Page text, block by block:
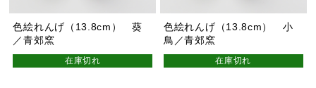
色絵れんげ（13.8cm） 葵
／青郊窯
在庫切れ
色絵れんげ（13.8cm） 小
鳥／青郊窯
在庫切れ